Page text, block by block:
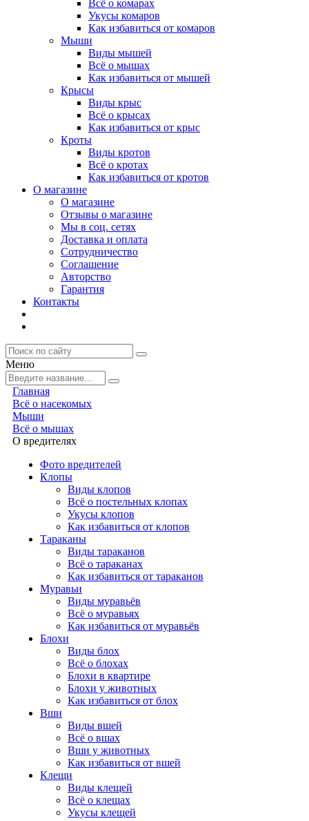
Всё о комарах
Укусы комаров
Как избавиться от комаров
Мыши
Виды мышей
Всё о мышах
Как избавиться от мышей
Крысы
Виды крыс
Всё о крысах
Как избавиться от крыс
Кроты
Виды кротов
Всё о кротах
Как избавиться от кротов
О магазине
О магазине
Отзывы о магазине
Мы в соц. сетях
Доставка и оплата
Сотрудничество
Соглашение
Авторство
Гарантия
Контакты
Меню
Главная
Всё о насекомых
Мыши
Всё о мышах
О вредителях
Фото вредителей
Клопы
Виды клопов
Всё о постельных клопах
Укусы клопов
Как избавиться от клопов
Тараканы
Виды тараканов
Всё о тараканах
Как избавиться от тараканов
Муравьи
Виды муравьёв
Всё о муравьях
Как избавиться от муравьёв
Блохи
Виды блох
Всё о блохах
Блохи в квартире
Блохи у животных
Как избавиться от блох
Вши
Виды вшей
Всё о вшах
Вши у животных
Как избавиться от вшей
Клещи
Виды клещей
Всё о клещах
Укусы клещей